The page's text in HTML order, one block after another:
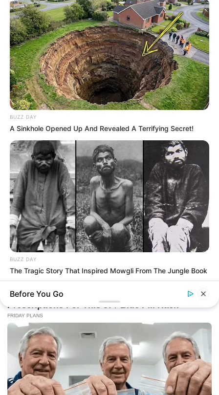
BUZZ DAY
A Sinkhole Opened Up And Revealed A Terrifying Secret!
BUZZ DAY
The Tragic Story That Inspired Mowgli From The Jungle Book
Before You Go